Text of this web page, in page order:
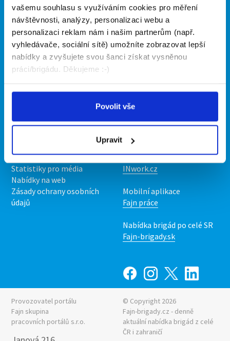
vašemu souhlasu s využíváním cookies pro měření
návštěvnosti, analýzy, personalizaci webu a
personalizaci reklam nám i našim partnerům (např.
vyhledávače, sociální sítě) umožníte zobrazovat lepší
nabídky a zvyšujete svou šanci získat vysněnou
práci/brigádu. Děkujeme :-)
Povolit vše
Upravit
Brigádníci
Články
Hledané brigády
Firmy
Vložit inzerát
Ceník
Kontakt
Upravit předvolby cookies
Statistiky pro média
Nabídky na web
Zásady ochrany osobních
údajů
Naše další projekty
Mobilní aplikace
Nabídka práce z celé ČR
INwork.cz
Mobilní aplikace
Fajn práce
Nabídka brigád po celé SR
Fajn-brigady.sk
Provozovatel portálu
Fajn skupina
pracovních portálů s.r.o.
© Copyright 2026
Fajn-brigady.cz - denně
aktuální nabídka brigád z celé
ČR i zahraničí